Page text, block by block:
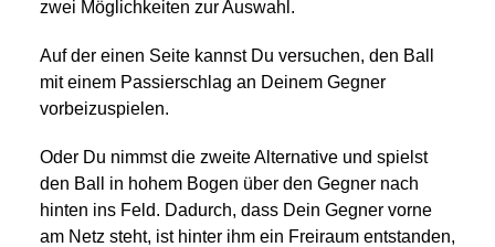
zwei Möglichkeiten zur Auswahl.
Auf der einen Seite kannst Du versuchen, den Ball
mit einem Passierschlag an Deinem Gegner
vorbeizuspielen.
Oder Du nimmst die zweite Alternative und spielst
den Ball in hohem Bogen über den Gegner nach
hinten ins Feld. Dadurch, dass Dein Gegner vorne
am Netz steht, ist hinter ihm ein Freiraum entstanden,